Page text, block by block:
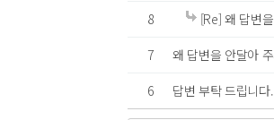
8
[Re] 왜 답변
7
왜 답변을 안달아
6
답변 부탁 드립니다